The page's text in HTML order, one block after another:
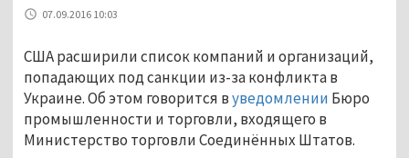
07.09.2016 10:03
США расширили список компаний и организаций,
попадающих под санкции из-за конфликта в
Украине. Об этом говорится вуведомлении Бюро
промышленности и торговли, входящего в
Министерство торговли Соединённых Штатов.